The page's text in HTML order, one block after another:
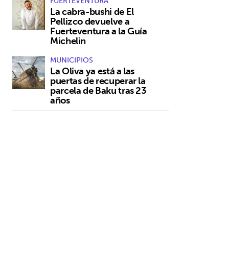
La cabra-bushi de El
Pellizco devuelve a
Fuerteventura a la Guía
Michelin
MUNICIPIOS
La Oliva ya está a las
puertas de recuperar la
parcela de Baku tras 23
años